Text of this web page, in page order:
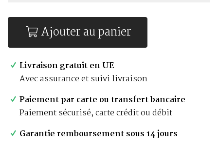
Ajouter au panier
Livraison gratuit en UE
Avec assurance et suivi livraison
Paiement par carte ou transfert bancaire
Paiement sécurisé, carte crédit ou débit
Garantie remboursement sous 14 jours